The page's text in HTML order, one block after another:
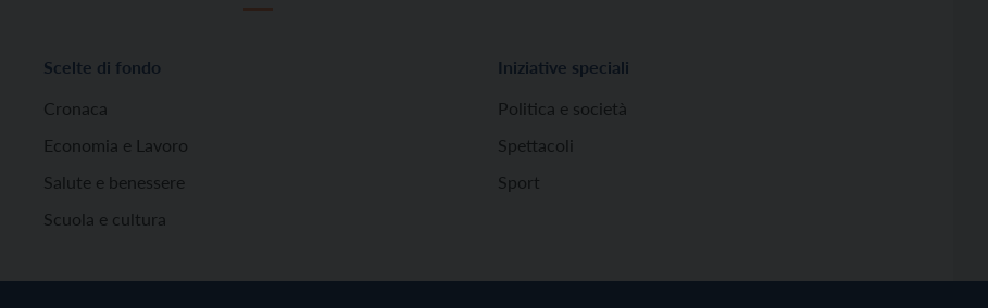
Scelte di fondo
Cronaca
Economia e Lavoro
Salute e benessere
Scuola e cultura
Iniziative speciali
Politica e società
Spettacoli
Sport